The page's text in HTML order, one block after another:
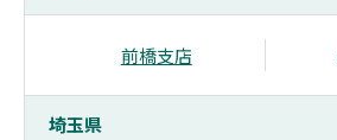
前橋支店
埼玉県